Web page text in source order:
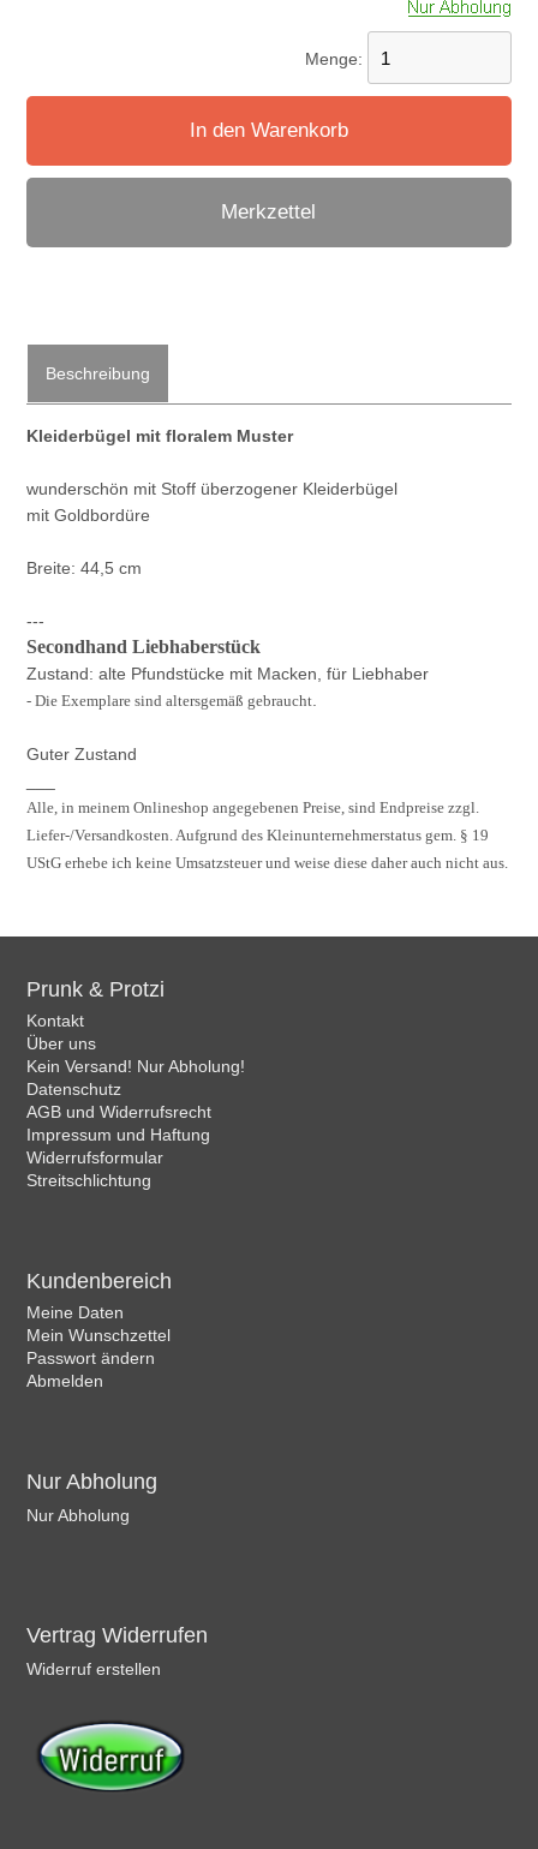
Menge:
In den Warenkorb
Merkzettel
Beschreibung
Kleiderbügel mit floralem Muster
wunderschön mit Stoff überzogener Kleiderbügel
mit Goldbordüre
Breite: 44,5 cm
---
Secondhand Liebhaberstück
Zustand: alte Pfundstücke mit Macken, für Liebhaber
- Die Exemplare sind altersgemäß gebraucht
Guter Zustand
Alle, in meinem Onlineshop angegebenen Preise, sind Endpreise zzgl.
Liefer-/Versandkosten. Aufgrund des Kleinunternehmerstatus gem. § 19
UStG erhebe ich keine Umsatzsteuer und weise diese daher auch nicht aus.
Prunk & Protzi
Kontakt
Über uns
Kein Versand! Nur Abholung!
Datenschutz
AGB und Widerrufsrecht
Impressum und Haftung
Widerrufsformular
Streitschlichtung
Kundenbereich
Meine Daten
Mein Wunschzettel
Passwort ändern
Abmelden
Nur Abholung
Nur Abholung
Vertrag Widerrufen
Widerruf erstellen